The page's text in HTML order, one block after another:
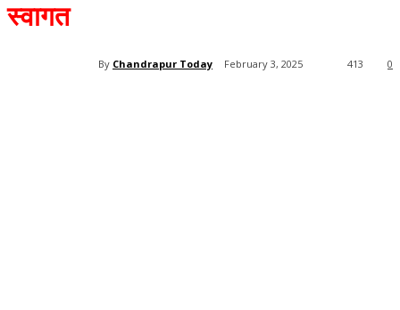
स्वागत
By Chandrapur Today February 3, 2025 0
413